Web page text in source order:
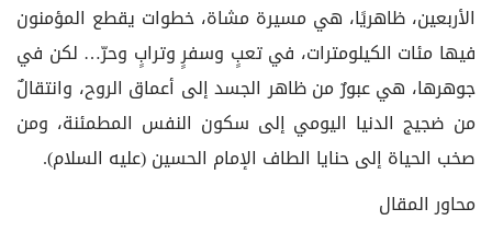
الأربعين، ظاهريًا، هي مسيرة مشاة، خطوات يقطع المؤمنون
فيها مئات الكيلومترات، في تعبٍ وسفرٍ وترابٍ وحرّ… لكن في
جوهرها، هي عبورٌ من ظاهر الجسد إلى أعماق الروح، وانتقالٌ
من ضجيج الدنيا اليومي إلى سكون النفس المطمئنة، ومن
صخب الحياة إلى حنايا الطاف الإمام الحسين (عليه السلام).
محاور المقال